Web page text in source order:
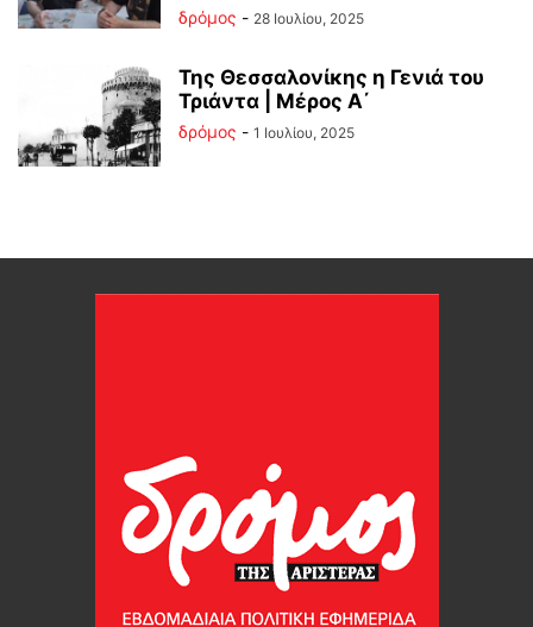
δρόμος - 28 Ιουλίου, 2025
Της Θεσσαλονίκης η Γενιά του
Τριάντα | Μέρος Α΄
δρόμος - 1 Ιουλίου, 2025